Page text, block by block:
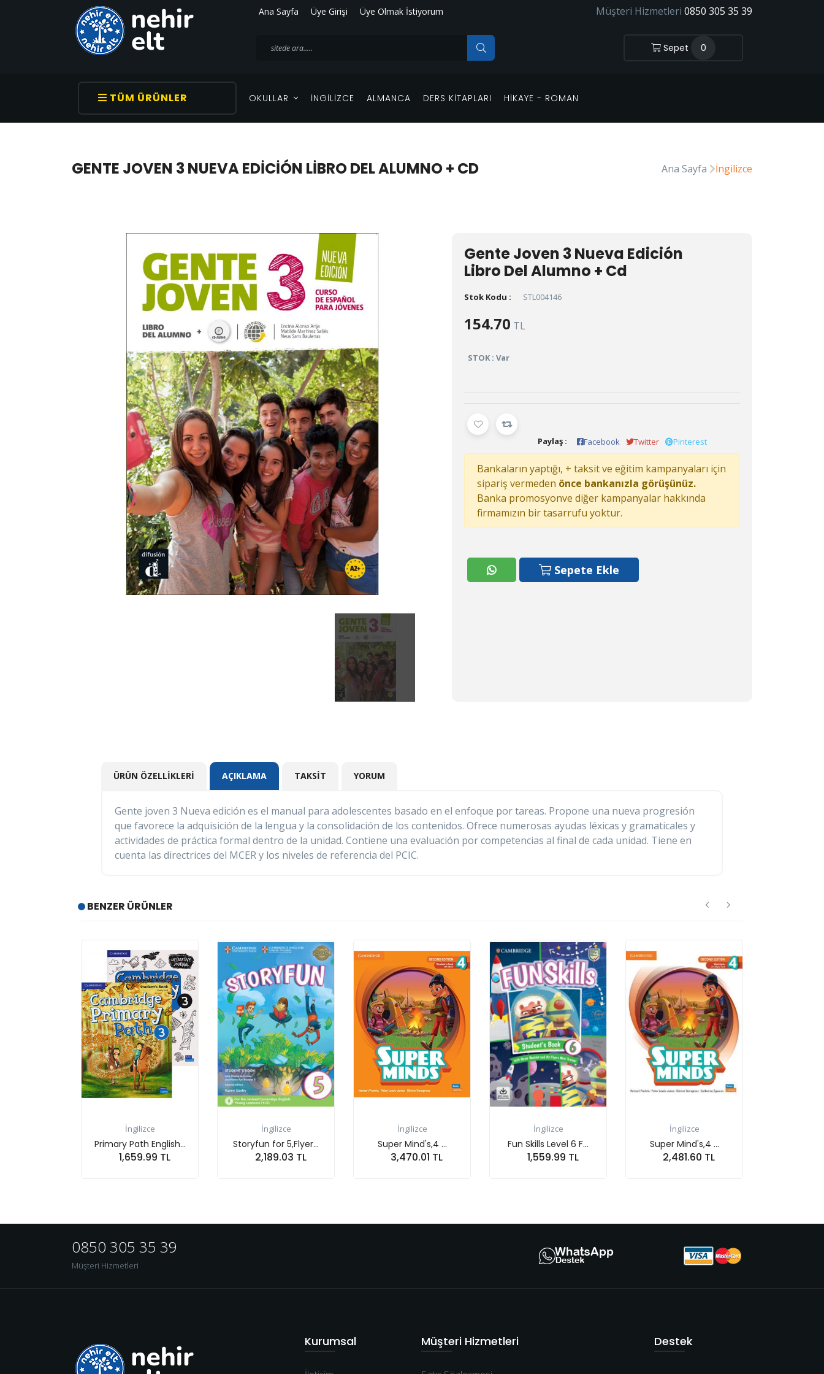
Ana Sayfa Üye Girişi Üye Olmak İstiyorum Müşteri Hizmetleri 0850 305 35 39
Sepet 0
TÜM ÜRÜNLER OKULLAR İNGILIZCE ALMANCA DERS KITAPLARI HIKAYE - ROMAN
GENTE JOVEN 3 NUEVA EDICIÓN LIBRO DEL ALUMNO + CD Ana Sayfa İngilizce
Gente Joven 3 Nueva Edición
Libro Del Alumno + Cd
Stok Kodu : STL004146
154.70 TL
STOK : Var
Paylaş : Facebook Twitter Pinterest
Bankaların yaptığı, + taksit ve eğitim kampanyaları için
sipariş vermeden önce bankanızla görüşünüz.
Banka promosyonve diğer kampanyalar hakkında
firmamızın bir tasarrufu yoktur.
Sepete Ekle
ÜRÜN ÖZELLIKLERI AÇIKLAMA TAKSIT YORUM
Gente joven 3 Nueva edición es el manual para adolescentes basado en el enfoque por tareas. Propone una nueva progresión
que favorece la adquisición de la lengua y la consolidación de los contenidos. Ofrece numerosas ayudas léxicas y gramaticales y
actividades de práctica formal dentro de la unidad. Contiene una evaluación por competencias al final de cada unidad. Tiene en
cuenta las directrices del MCER y los niveles de referencia del PCIC.
BENZER ÜRÜNLER
Super Mind's,4 ...
3,470.01 TL
Fun Skills Level 6 F...
1,559.99 TL
Super Mind's,4 ...
2,481.60 TL
Storyfun for 4,Mover...
2,189.03 TL
Super Mind's,3 ...
1,415.04 TL
0850 305 35 39
Müşteri Hizmetleri
Kurumsal Müşteri Hizmetleri Destek